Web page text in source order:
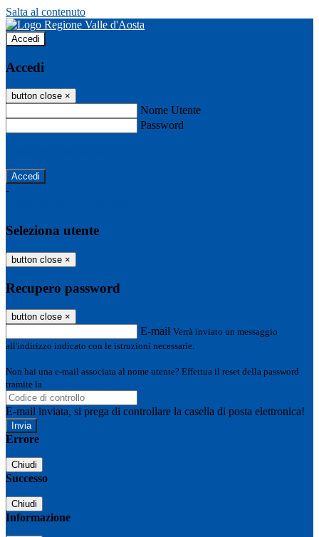
Salta al contenuto
Accedi
Accedi
button close ×
Nome Utente
Password
-
Seleziona utente
button close ×
Recupero password
button close ×
E-mail Verrà inviato un messaggio
all'indirizzo indicato con le istruzioni necessarie.
Non hai una e-mail associata al nome utente? Effettua il reset della password
tramite la
E-mail inviata, si prega di controllare la casella di posta elettronica!
Errore
Chiudi
Successo
Chiudi
Informazione